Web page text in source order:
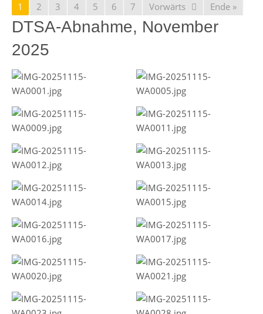
1 2 3 4 5 6 7 Vorwärts Ende »
DTSA-Abnahme, November
2025